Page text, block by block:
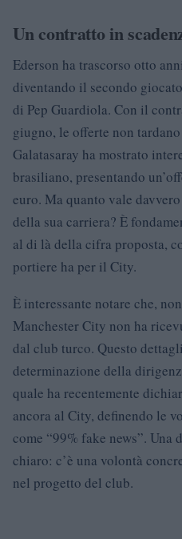
Un contratto in
Ederson ha trascorso otto
diventando il secondo
di Pep Guardiola. Con il
giugno, le offerte non
Galatasaray ha mostrato
brasiliano, presentando
euro. Ma quanto vale
della sua carriera? È
al di là della cifra proposta,
portiere ha per il City.
È interessante notare che,
Manchester City non ha
dal club turco. Questo
determinazione della
quale ha recentemente
ancora al City, definendo le
come “99% fake news”. Una
chiaro: c’è una volontà
nel progetto del club.